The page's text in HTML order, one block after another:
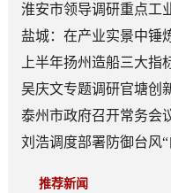
淮安市领导调研重点工
盐城：在产业实景中锤
上半年扬州造船三大指
吴庆文专题调研官塘创
泰州市政府召开常务会
刘浩调度部署防御台风
推荐新闻